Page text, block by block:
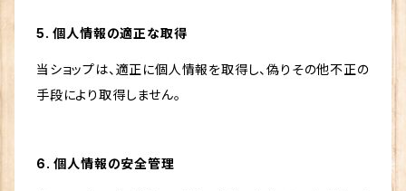
5. 個人情報の適正な取得
当ショップは、適正に個人情報を取得し、偽りその他不正の
手段により取得しません。
6. 個人情報の安全管理